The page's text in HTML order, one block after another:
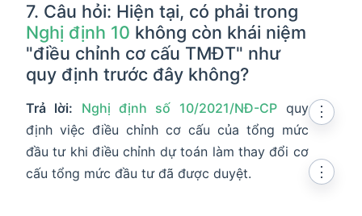
7. Câu hỏi: Hiện tại, có phải trong
Nghị định 10 không còn khái niệm
"điều chỉnh cơ cấu TMĐT" như
quy định trước đây không?
Trả lời: Nghị định số 10/2021/NĐ-CPquy
định việc điều chỉnh cơ cấu của tổng mức
đầu tư khi điều chỉnh dự toán làm thay đổi cơ
cấu tổng mức đầu tư đã được duyệt.
⋮
⋮